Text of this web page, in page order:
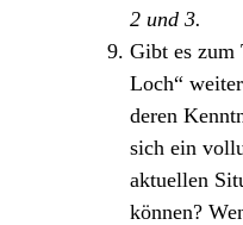
2 und 3.
Gibt es zum
Loch“
deren
sich ein
aktuellen
können?